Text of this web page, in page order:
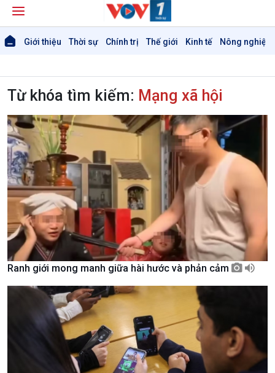
Giới thiệu Thời sự Chính trị Thế giới Kinh tế Nông nghiệp
Giới thiệu
Thời sự
Thời sự 6h
Thời sự 12h
Thời sự 18h
Từ khóa tìm kiếm: Mạng xã hội
Ranh giới mong manh giữa hài hước và phản cảm